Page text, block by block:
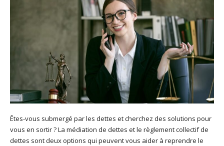
Êtes-vous submergé par les dettes et cherchez des solutions pour
vous en sortir ? La médiation de dettes et le règlement collectif de
dettes sont deux options qui peuvent vous aider à reprendre le